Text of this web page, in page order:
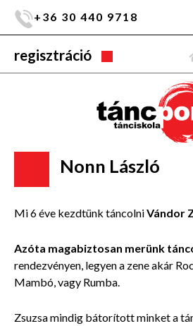
+36 30 440 9718
regisztráció
Nonn László
Mi 6 éve kezdtünk táncolniVándor
Azóta magabiztosan merünk
rendezvényen, legyen a zene akár
Mambó, vagy Rumba.
Zsuzsa mindig bátorított minket a